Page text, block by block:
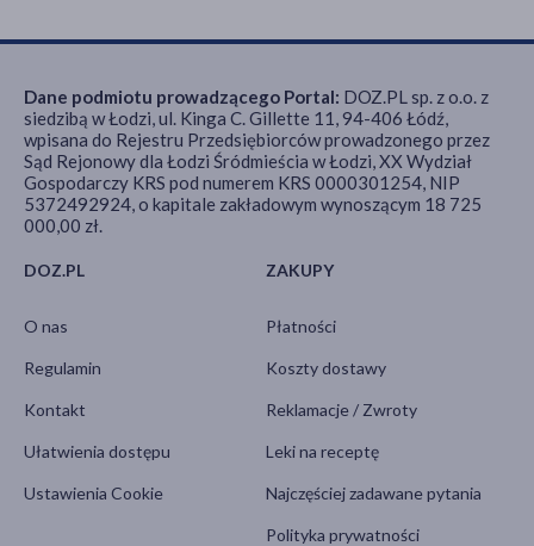
DOZ.PL
O nas
Regulamin
Kontakt
Ułatwienia dostępu
Ustawienia Cookie
ZAKUPY
Płatności
Koszty dostawy
Reklamacje / Zwroty
Leki na receptę
Najczęściej zadawane pytania
Polityka prywatności
Dane podmiotu prowadzącego Portal: DOZ.PL sp. z o.o. z
siedzibą w Łodzi, ul. Kinga C. Gillette 11, 94-406 Łódź,
wpisana do Rejestru Przedsiębiorców prowadzonego przez
Sąd Rejonowy dla Łodzi Śródmieścia w Łodzi, XX Wydział
Gospodarczy KRS pod numerem KRS 0000301254, NIP
5372492924, o kapitale zakładowym wynoszącym 18 725
000,00 zł.